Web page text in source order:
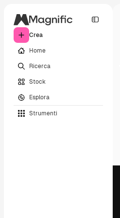
Crea
Home
Ricerca
Stock
Esplora
Strumenti